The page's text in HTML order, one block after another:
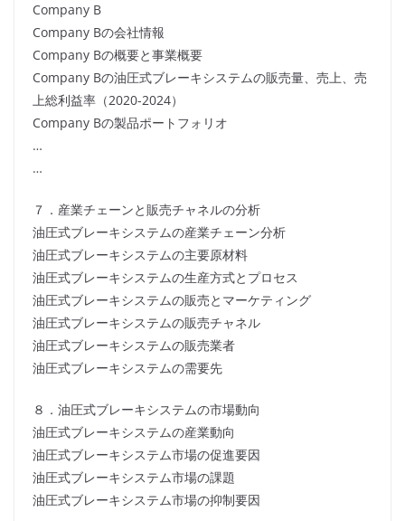
Company B
Company Bの会社情報
Company Bの概要と事業概要
Company Bの油圧式ブレーキシステムの販売量、売上、売
上総利益率（2020-2024）
Company Bの製品ポートフォリオ
…
…
７．産業チェーンと販売チャネルの分析
油圧式ブレーキシステムの産業チェーン分析
油圧式ブレーキシステムの主要原材料
油圧式ブレーキシステムの生産方式とプロセス
油圧式ブレーキシステムの販売とマーケティング
油圧式ブレーキシステムの販売チャネル
油圧式ブレーキシステムの販売業者
油圧式ブレーキシステムの需要先
８．油圧式ブレーキシステムの市場動向
油圧式ブレーキシステムの産業動向
油圧式ブレーキシステム市場の促進要因
油圧式ブレーキシステム市場の課題
油圧式ブレーキシステム市場の抑制要因